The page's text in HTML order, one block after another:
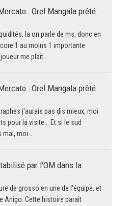
: Orel Mangala prêté
la on parle de ms, donc en
1 au moins 1 importante
me plaît…
: Orel Mangala prêté
j'aurais pas dis mieux, moi
pour la visite... Et si le sud
moi…
par l'OM dans la
de grosso en une de l'équipe, et
Anigo. Cette histoire paraît